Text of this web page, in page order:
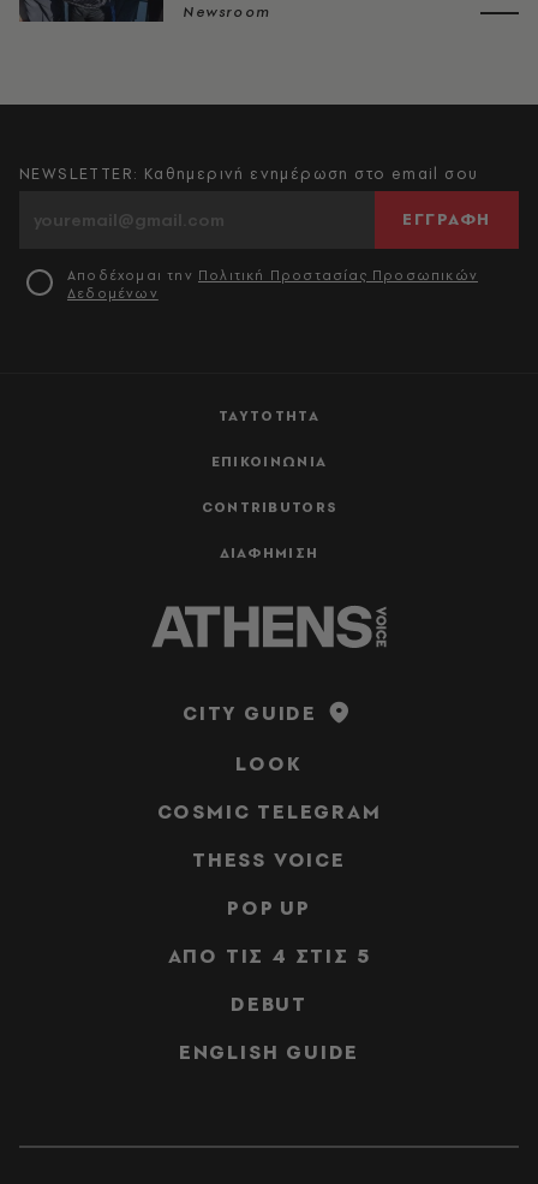
Newsroom
ΤΑΥΤΟΤΗΤΑ
ΕΠΙΚΟΙΝΩΝΙΑ
CONTRIBUTORS
ΔΙΑΦΗΜΙΣΗ
NEWSLETTER: Καθημερινή ενημέρωση στο email σου
ΕΓΓΡΑΦΗ
Αποδέχομαι την Πολιτική Προστασίας Προσωπικών
Δεδομένων
CITY GUIDE
LOOK
COSMIC TELEGRAM
THESS VOICE
POP UP
ΑΠΟ ΤΙΣ 4 ΣΤΙΣ 5
DEBUT
ENGLISH GUIDE